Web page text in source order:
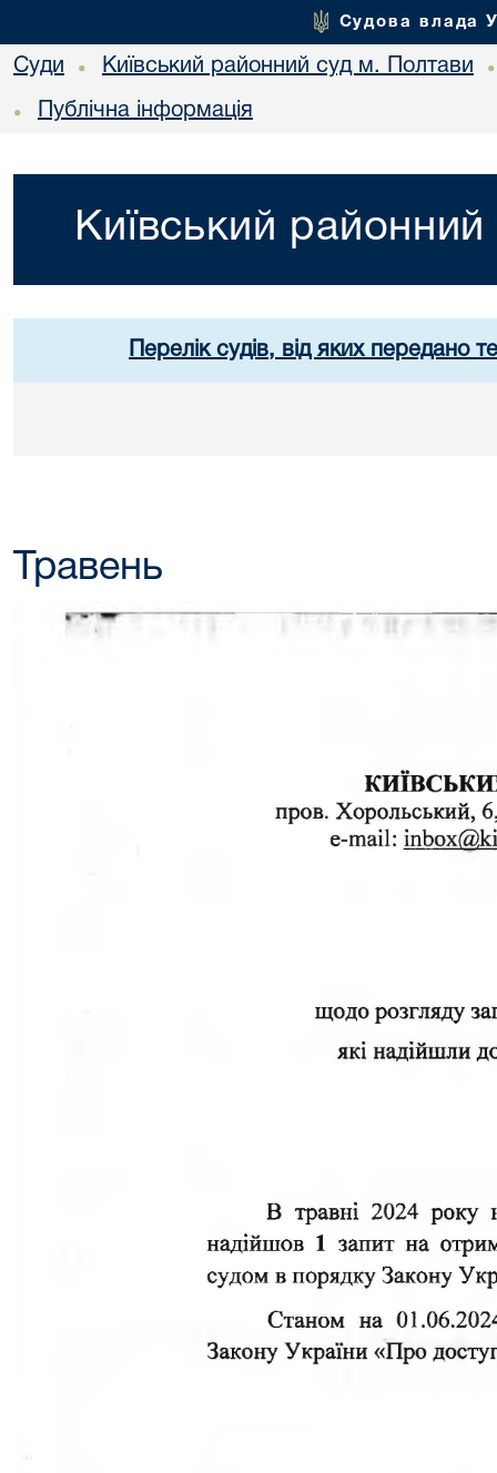
Судова влада
Суди • Київський районний суд м. Полтави •
• Публічна інформація
Київський
Перелік судів, від яких передано
Травень